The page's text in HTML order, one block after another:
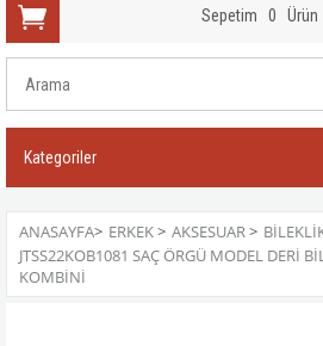
Sepetim 0 Ürün
Kategoriler
ANASAYFA> ERKEK> AKSESUAR>
JTSS22KOB1081 SAÇ ÖRGÜ MODEL DERİ
KOMBİNİ